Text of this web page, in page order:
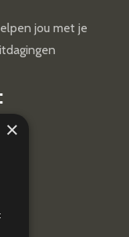
jou met je
×